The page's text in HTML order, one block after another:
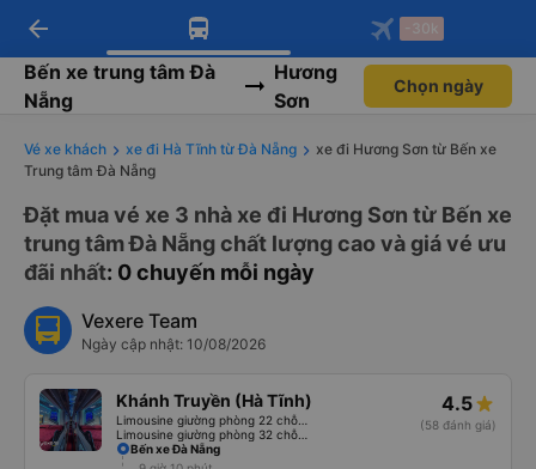
Tải app Vexere ngay!
Nhận ưu đãi thành viên độc
quyền
Mở app
Tải app Vexere
-30k/ghế khi đặt vé máy bay qua
app
Mở app
arrow_back -30k
Bến xe trung tâm Đà
Nẵng
Hương
Sơn
Chọn ngày
Vé xe khách xe đi Hà Tĩnh từ Đà Nẵng
xe đi Hương Sơn từ Bến xe
Trung tâm Đà Nẵng
Đặt mua vé xe 3 nhà xe đi Hương Sơn từ Bến xe
trung tâm Đà Nẵng chất lượng cao và giá vé ưu
đãi nhất: 0 chuyến mỗi ngày
Vexere Team
Ngày cập nhật: 10/08/2026
Khánh Truyền (Hà Tĩnh) 4.5
(58 đánh giá)
Bến xe Đà Nẵng